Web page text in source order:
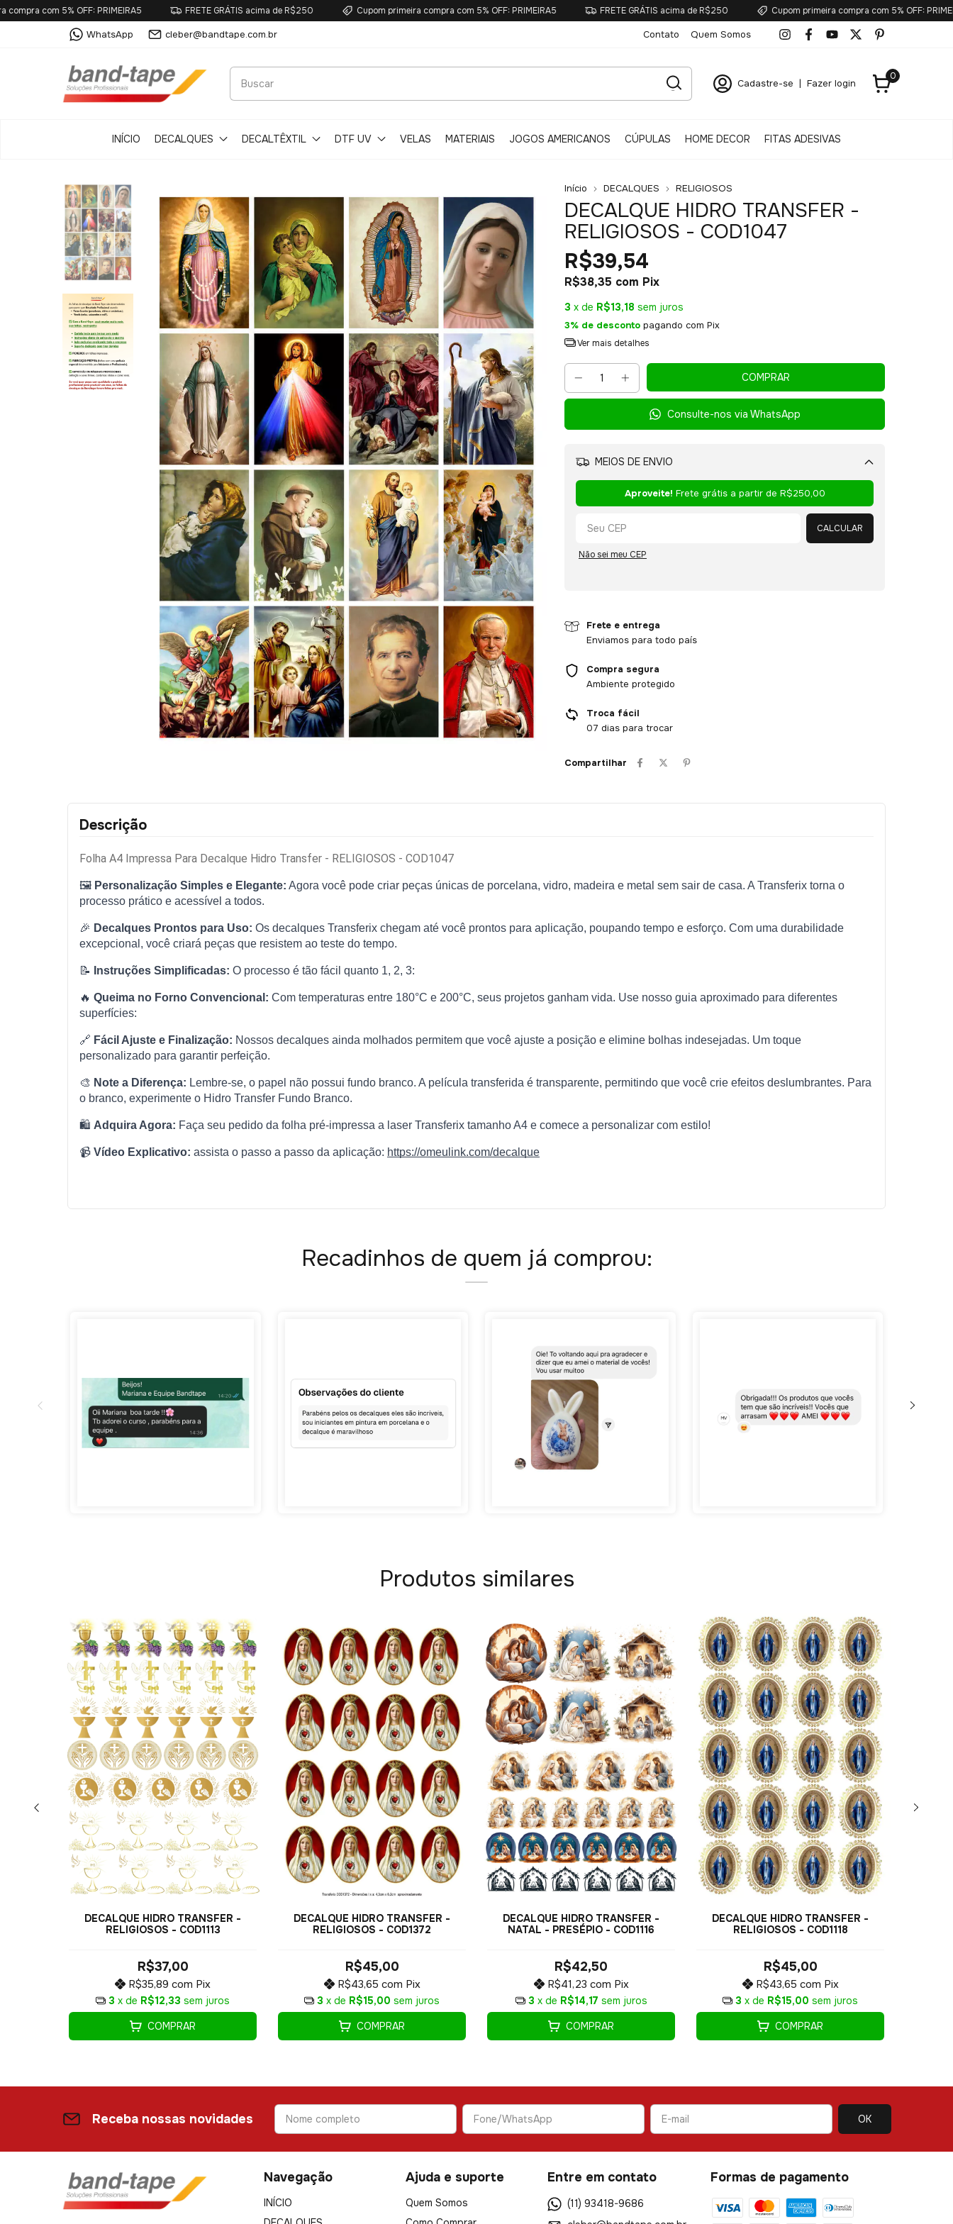
5% OFF: PRIMEIRA5 FRETE GRÁTIS acima de R$250 Cupom primeira compra com 5% OFF: PRIMEIRA5 FRETE GRÁTIS acima de R$250 Cupom primeira compra com 5% OFF: PRIMEIRA5
WhatsApp cleber@bandtape.com.br Contato Quem Somos
Cadastre-se | Fazer login
0
INÍCIO DECALQUES DECALTÊXTIL DTF UV VELAS MATERIAIS JOGOS AMERICANOS CÚPULAS HOME DECOR FITAS ADESIVAS
Início DECALQUES RELIGIOSOS
DECALQUE HIDRO TRANSFER -
RELIGIOSOS - COD1047
R$39,54
R$38,35 com Pix
3 x de R$13,18 sem juros
3% de desconto pagando com Pix
Ver mais detalhes
Consulte-nos via WhatsApp
MEIOS DE ENVIO
Aproveite! Frete grátis a partir de R$250,00
CALCULAR
Não sei meu CEP
Frete e entrega
Enviamos para todo país
Compra segura
Ambiente protegido
Troca fácil
07 dias para trocar
Compartilhar
Descrição
Folha A4 Impressa Para Decalque Hidro Transfer - RELIGIOSOS - COD1047
🖼️ Personalização Simples e Elegante: Agora você pode criar peças únicas de porcelana, vidro, madeira e metal sem sair de casa. A Transferix torna o
processo prático e acessível a todos.
🎉 Decalques Prontos para Uso: Os decalques Transferix chegam até você prontos para aplicação, poupando tempo e esforço. Com uma durabilidade
excepcional, você criará peças que resistem ao teste do tempo.
📝 Instruções Simplificadas: O processo é tão fácil quanto 1, 2, 3:
🔥 Queima no Forno Convencional: Com temperaturas entre 180°C e 200°C, seus projetos ganham vida. Use nosso guia aproximado para diferentes
superfícies:
🔗 Fácil Ajuste e Finalização: Nossos decalques ainda molhados permitem que você ajuste a posição e elimine bolhas indesejadas. Um toque
personalizado para garantir perfeição.
🎨 Note a Diferença: Lembre-se, o papel não possui fundo branco. A película transferida é transparente, permitindo que você crie efeitos deslumbrantes. Para
o branco, experimente o Hidro Transfer Fundo Branco.
🛍️ Adquira Agora: Faça seu pedido da folha pré-impressa a laser Transferix tamanho A4 e comece a personalizar com estilo!
📹 Vídeo Explicativo: assista o passo a passo da aplicação: https://omeulink.com/decalque
Recadinhos de quem já comprou:
Produtos similares
DECALQUE HIDRO TRANSFER -
RELIGIOSOS - COD1113
R$37,00
R$35,89 com Pix
3 x de R$12,33 sem juros
COMPRAR
DECALQUE HIDRO TRANSFER -
RELIGIOSOS - COD1372
R$45,00
R$43,65 com Pix
3 x de R$15,00 sem juros
COMPRAR
DECALQUE HIDRO TRANSFER -
NATAL - PRESÉPIO - COD1116
R$42,50
R$41,23 com Pix
3 x de R$14,17 sem juros
COMPRAR
DECALQUE HIDRO TRANSFER -
RELIGIOSOS - COD1118
R$45,00
R$43,65 com Pix
3 x de R$15,00 sem juros
COMPRAR
Receba nossas novidades
Navegação
INÍCIO
Ajuda e suporte
Quem Somos
Entre em contato
(11) 93418-9686
Formas de pagamento